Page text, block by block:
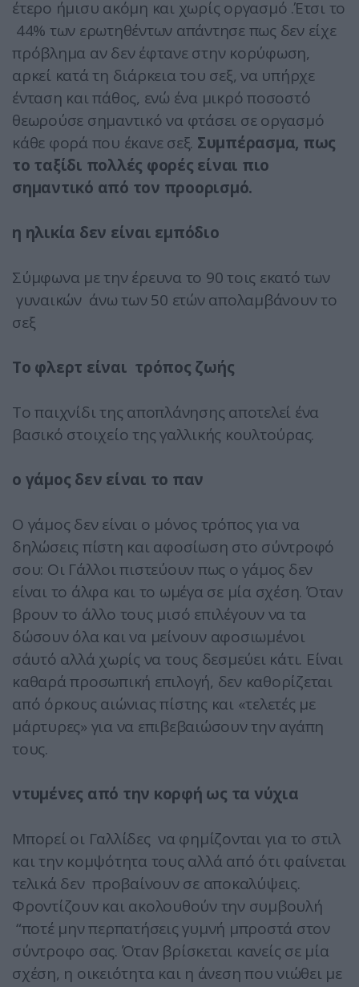
έτερο ήμισυ ακόμη και χωρίς οργασμό .Έτσι το
44% των ερωτηθέντων απάντησε πως δεν είχε
πρόβλημα αν δεν έφτανε στην κορύφωση,
αρκεί κατά τη διάρκεια του σεξ, να υπήρχε
ένταση και πάθος, ενώ ένα μικρό ποσοστό
θεωρούσε σημαντικό να φτάσει σε οργασμό
κάθε φορά που έκανε σεξ. Συμπέρασμα, πως
το ταξίδι πολλές φορές είναι πιο
σημαντικό από τον προορισμό.
η ηλικία δεν είναι εμπόδιο
Σύμφωνα με την έρευνα το 90 τοις εκατό των
γυναικών άνω των 50 ετών απολαμβάνουν το
σεξ
Το φλερτ είναι τρόπος ζωής
Το παιχνίδι της αποπλάνησης αποτελεί ένα
βασικό στοιχείο της γαλλικής κουλτούρας.
ο γάμος δεν είναι το παν
Ο γάμος δεν είναι ο μόνος τρόπος για να
δηλώσεις πίστη και αφοσίωση στο σύντροφό
σου: Οι Γάλλοι πιστεύουν πως ο γάμος δεν
είναι το άλφα και το ωμέγα σε μία σχέση. Όταν
βρουν το άλλο τους μισό επιλέγουν να τα
δώσουν όλα και να μείνουν αφοσιωμένοι
σ΄αυτό αλλά χωρίς να τους δεσμεύει κάτι. Είναι
καθαρά προσωπική επιλογή, δεν καθορίζεται
από όρκους αιώνιας πίστης και «τελετές με
μάρτυρες» για να επιβεβαιώσουν την αγάπη
τους.
ντυμένες από την κορφή ως τα νύχια
Μπορεί οι Γαλλίδες να φημίζονται για το στιλ
και την κομψότητα τους αλλά από ότι φαίνεται
τελικά δεν προβαίνουν σε αποκαλύψεις.
Φροντίζουν και ακολουθούν την συμβουλή
“ποτέ μην περπατήσεις γυμνή μπροστά στον
σύντροφο σας. Όταν βρίσκεται κανείς σε μία
σχέση, η οικειότητα και η άνεση που νιώθει με